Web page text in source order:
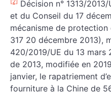
Décision n° 1313/
et du Conseil du 17
mécanisme de protection
317 20 décembre 2013),
420/2019/UE du 13 mars
de 2013, modifiée en
janvier, le rapatriement
fourniture à la Chine de